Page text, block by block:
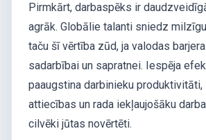
Pirmkārt, darbaspēks ir
agrāk. Globālie talanti sniedz
taču šī vērtība zūd, ja valodas
sadarbībai un sapratnei. Iespēja
paaugstina darbinieku produktivitāti,
attiecības un rada iekļaujošāku
cilvēki jūtas novērtēti.